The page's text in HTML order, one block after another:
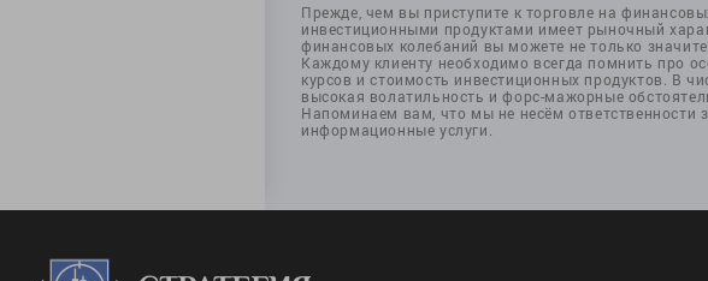
Прежде, чем вы приступите к торговле на
инвестиционными продуктами имеет рыночный
финансовых колебаний вы можете не только
Каждому клиенту необходимо всегда помнить про
курсов и стоимость инвестиционных продуктов. В
высокая волатильность и форс-мажорные
Напоминаем вам, что мы не несём
информационные услуги.